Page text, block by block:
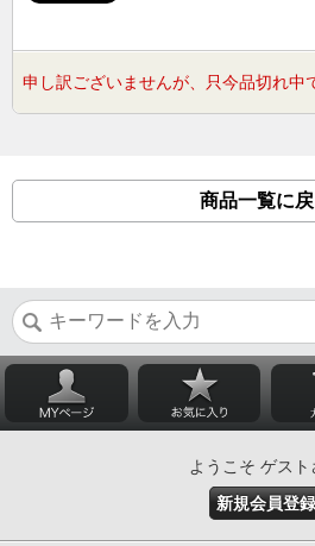
申し訳ございませんが、只今品切れ中
商品一覧に
ようこそ ゲスト
新規会員登録